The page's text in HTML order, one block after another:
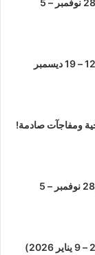
نشرة أخبار الأنمي الأسبوعية (12 – 19 ديسمبر
نشرة أخبار المانجا الأسبوعية (28 نوفمبر – 5